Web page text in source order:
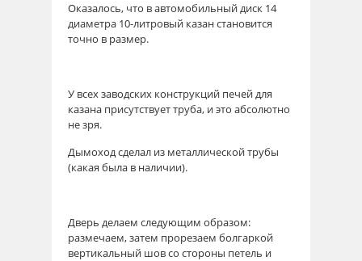
Оказалось, что в автомобильный диск 14
диаметра 10-литровый казан становится
точно в размер.
У всех заводских конструкций печей для
казана присутствует труба, и это абсолютно
не зря.
Дымоход сделал из металлической трубы
(какая была в наличии).
Дверь делаем следующим образом:
размечаем, затем прорезаем болгаркой
вертикальный шов со стороны петель и